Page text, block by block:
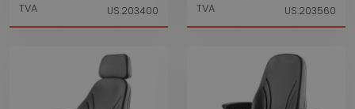
TVA
US.203400
TVA
US.203560